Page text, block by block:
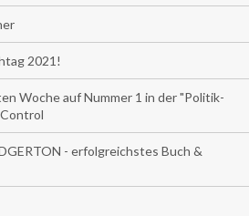
2021!
Woche auf Nummer 1 in der "Politik-
- erfolgreichstes Buch &